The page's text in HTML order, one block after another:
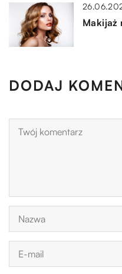
Makijaż
DODAJ